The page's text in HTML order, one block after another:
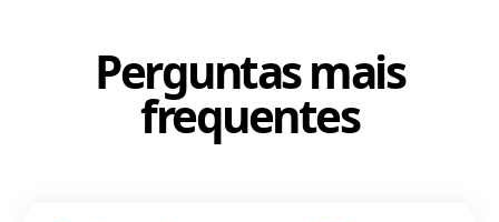
Perguntas mais
frequentes